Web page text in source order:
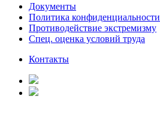
Документы
Политика конфиденциальности
Противодействие экстремизму
Спец. оценка условий труда
Контакты